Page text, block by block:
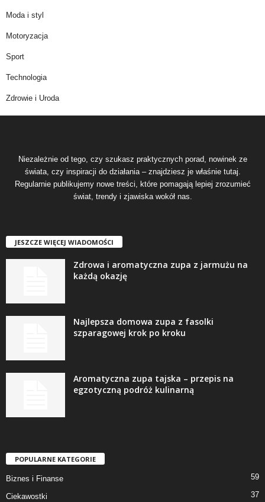
Moda i styl
Motoryzacja
Sport
Technologia
Zdrowie i Uroda
Niezależnie od tego, czy szukasz praktycznych porad, nowinek ze
świata, czy inspiracji do działania – znajdziesz je właśnie tutaj.
Regularnie publikujemy nowe treści, które pomagają lepiej zrozumieć
świat, trendy i zjawiska wokół nas.
JESZCZE WIĘCEJ WIADOMOŚCI
Zdrowa i aromatyczna zupa z jarmużu na
każdą okazję
Najlepsza domowa zupa z fasolki
szparagowej krok po kroku
Aromatyczna zupa tajska – przepis na
egzotyczną podróż kulinarną
POPULARNE KATEGORIE
Biznes i Finanse 59
Ciekawostki 37